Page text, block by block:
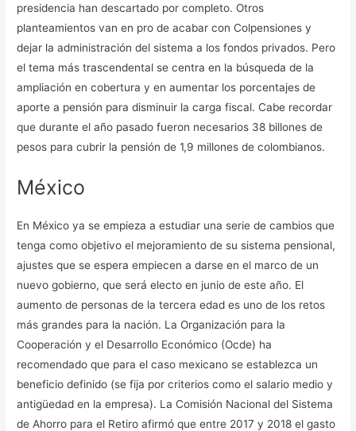
presidencia han descartado por completo. Otros
planteamientos van en pro de acabar con Colpensiones y
dejar la administración del sistema a los fondos privados. Pero
el tema más trascendental se centra en la búsqueda de la
ampliación en cobertura y en aumentar los porcentajes de
aporte a pensión para disminuir la carga fiscal. Cabe recordar
que durante el año pasado fueron necesarios 38 billones de
pesos para cubrir la pensión de 1,9 millones de colombianos.
México
En México ya se empieza a estudiar una serie de cambios que
tenga como objetivo el mejoramiento de su sistema pensional,
ajustes que se espera empiecen a darse en el marco de un
nuevo gobierno, que será electo en junio de este año. El
aumento de personas de la tercera edad es uno de los retos
más grandes para la nación. La Organización para la
Cooperación y el Desarrollo Económico (Ocde) ha
recomendado que para el caso mexicano se establezca un
beneficio definido (se fija por criterios como el salario medio y
antigüedad en la empresa). La Comisión Nacional del Sistema
de Ahorro para el Retiro afirmó que entre 2017 y 2018 el gasto